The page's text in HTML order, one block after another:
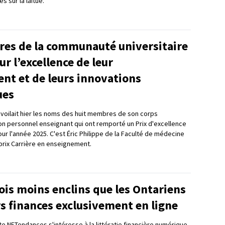
de la communauté universitaire
l’excellence de leur
et de leurs innovations
hier les noms des huit membres de son corps
personnel enseignant qui ont remporté un Prix d'excellence
l'année 2025. C'est Éric Philippe de la Faculté de médecine
Carrière en enseignement.
moins enclins que les Ontariens
finances exclusivement en ligne